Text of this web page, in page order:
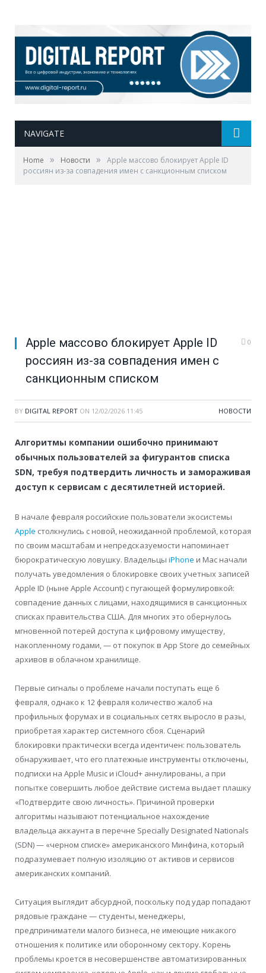
NAVIGATE
Home » Новости »
Apple массово блокирует Apple ID
россиян из-за совпадения имен с санкционным списком
Apple массово блокирует Apple ID
россиян из-за совпадения имен с
санкционным списком
0
BY DIGITAL REPORT ON 12/02/2026 11:45 НОВОСТИ
Алгоритмы компании ошибочно принимают
обычных пользователей за фигурантов списка
SDN, требуя подтвердить личность и замораживая
доступ к сервисам с десятилетней историей.
В начале февраля российские пользователи экосистемы
Apple столкнулись с новой, неожиданной проблемой, которая
по своим масштабам и непредсказуемости напоминает
бюрократическую ловушку. Владельцы iPhone и Mac начали
получать уведомления о блокировке своих учетных записей
Apple ID (ныне Apple Account) с пугающей формулировкой:
совпадение данных с лицами, находящимися в санкционных
списках правительства США. Для многих это обернулось
мгновенной потерей доступа к цифровому имуществу,
накопленному годами, — от покупок в App Store до семейных
архивов в облачном хранилище.
Первые сигналы о проблеме начали поступать еще 6
февраля, однако к 12 февраля количество жалоб на
профильных форумах и в социальных сетях выросло в разы,
приобретая характер системного сбоя. Сценарий
блокировки практически всегда идентичен: пользователь
обнаруживает, что его платежные инструменты отключены,
подписки на Apple Music и iCloud+ аннулированы, а при
попытке совершить любое действие система выдает плашку
«Подтвердите свою личность». Причиной проверки
алгоритмы называют потенциальное нахождение
владельца аккаунта в перечне Specially Designated Nationals
(SDN) — «черном списке» американского Минфина, который
подразумевает полную изоляцию от активов и сервисов
американских компаний.
Ситуация выглядит абсурдной, поскольку под удар попадают
рядовые граждане — студенты, менеджеры,
предприниматели малого бизнеса, не имеющие никакого
отношения к политике или оборонному сектору. Корень
проблемы кроется в несовершенстве автоматизированных